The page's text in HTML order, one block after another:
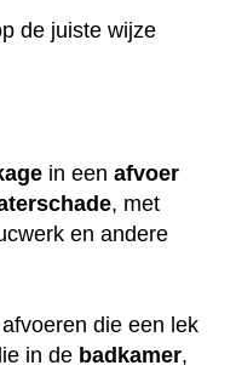
de juiste wijze
in een afvoer
, met
en andere
die een lek
in de badkamer,